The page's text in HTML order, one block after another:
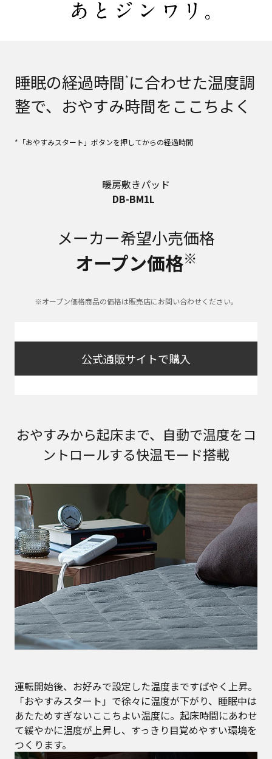
睡眠の経過時間* に合わせた温度調
整で、おやすみ時間をここちよく
*「おやすみスタート」ボタンを押してからの経過時間
暖房敷きパッド
DB-BM1L
メーカー希望小売価格
オープン価格※
※オープン価格商品の価格は販売店にお問い合わせください。
公式通販サイトで購入
おやすみから起床まで、自動で温度をコ
ントロールする快温モード搭載
運転開始後、お好みで設定した温度まですばやく上昇。
「おやすみスタート」で徐々に温度が下がり、睡眠中は
あたためすぎないここちよい温度に。起床時間にあわせ
て緩やかに温度が上昇し、すっきり目覚めやすい環境を
つくります。